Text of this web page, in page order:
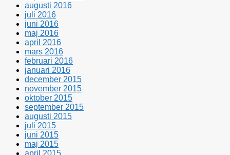
augusti 2016
juli 2016
juni 2016
maj 2016
april 2016
mars 2016
februari 2016
januari 2016
december 2015
november 2015
oktober 2015
september 2015
augusti 2015
juli 2015
juni 2015
maj 2015
april 2015